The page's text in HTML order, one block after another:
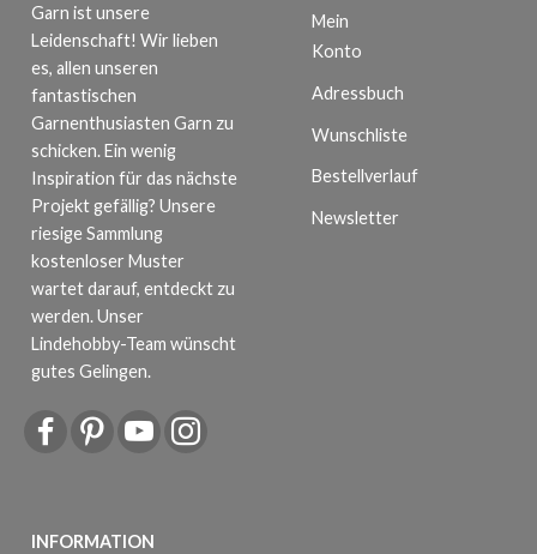
Garn ist unsere
Leidenschaft! Wir lieben
es, allen unseren
fantastischen
Garnenthusiasten Garn zu
schicken. Ein wenig
Inspiration für das nächste
Projekt gefällig? Unsere
riesige Sammlung
kostenloser Muster
wartet darauf, entdeckt zu
werden. Unser
Lindehobby-Team wünscht
gutes Gelingen.
INFORMATION
Mein
Konto
Adressbuch
Wunschliste
Bestellverlauf
Newsletter